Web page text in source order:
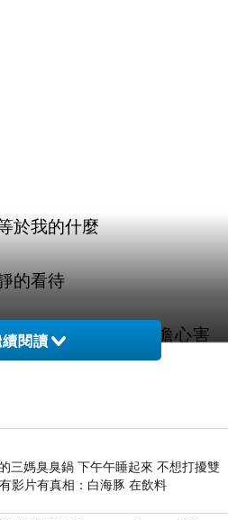
於我的什麼
的看待
緒背後，都起源於擔心害
閱讀
三媽臭臭鍋 下午午睡起來 不想打擾雙
影片有真相：白海豚 在飲料